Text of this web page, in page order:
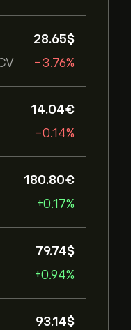
28.65‎$‎
-3.76%
14.04‎€‎
-0.14%
180.80‎€‎
+0.17%
79.74‎$‎
+0.94%
93.14‎$‎